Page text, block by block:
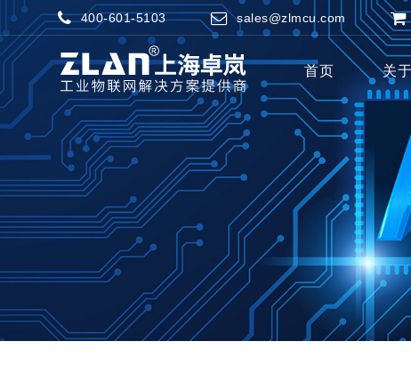
400-601-5103 sales@zlmcu.com
首页 关